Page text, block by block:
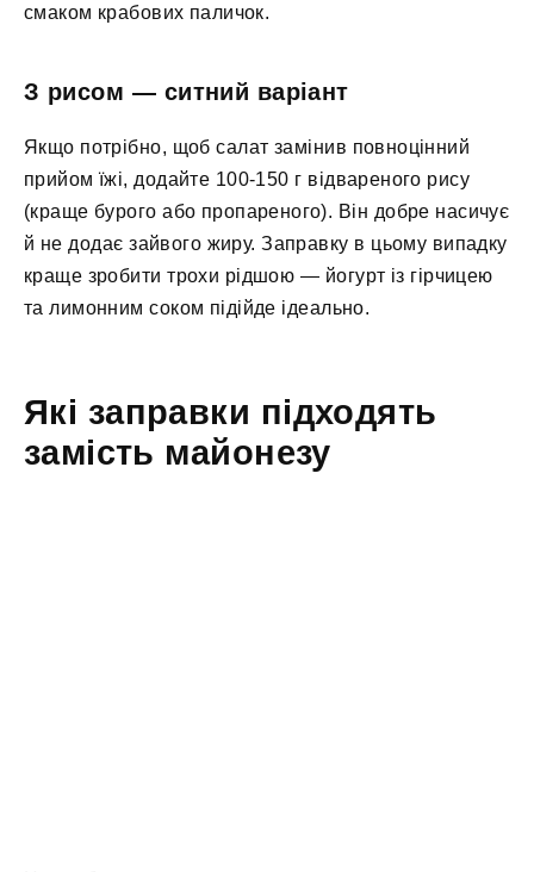
смаком крабових паличок.
З рисом — ситний варіант
Якщо потрібно, щоб салат замінив повноцінний
прийом їжі, додайте 100-150 г відвареного рису
(краще бурого або пропареного). Він добре насичує
й не додає зайвого жиру. Заправку в цьому випадку
краще зробити трохи рідшою — йогурт із гірчицею
та лимонним соком підійде ідеально.
Які заправки підходять
замість майонезу